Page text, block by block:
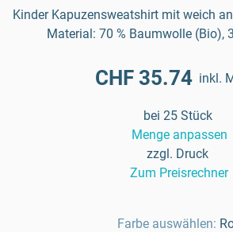
Kinder Kapuzensweatshirt mit weich
Material: 70 % Baumwolle (Bio),
CHF 35.74 inkl.
bei 25 Stück
Menge anpassen
zzgl. Druck
Zum Preisrechner
Farbe auswählen: